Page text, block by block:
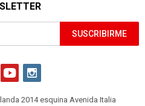
SUSCRIBIRME
 
2014 esquina Avenida Italia